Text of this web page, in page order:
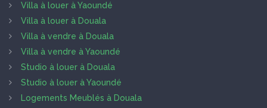
Villa à louer à Yaoundé
Villa à louer à Douala
Villa à vendre à Douala
Villa à vendre à Yaoundé
Studio à louer à Douala
Studio à louer à Yaoundé
Logements Meublés à Douala